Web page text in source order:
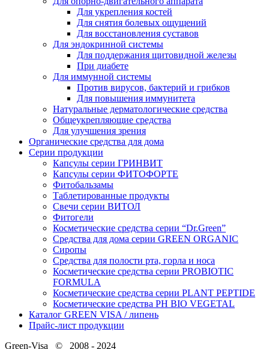
Для укрепления костей
Для снятия болевых ощущений
Для восстановления суставов
Для эндокринной системы
Для поддержания щитовидной железы
При диабете
Для иммунной системы
Против вирусов, бактерий и грибков
Для повышения иммунитета
Натуральные дерматологические средства
Общеукрепляющие средства
Для улучшения зрения
Органические средства для дома
Серии продукции
Капсулы серии ГРИНВИТ
Капсулы серии ФИТОФОРТЕ
Фитобальзамы
Таблетированные продукты
Свечи серии ВИТОЛ
Фитогели
Косметические средства серии “Dr.Green”
Средства для дома серии GREEN ORGANIC
Сиропы
Средства для полости рта, горла и носа
Косметические средства серии PROBIOTIC
FORMULA
Косметические средства серии PLANT PEPTIDE
Косметические средства PH BIO VEGETAL
Каталог GREEN VISA / липень
Прайс-лист продукции
Green-Visa © 2008 - 2024